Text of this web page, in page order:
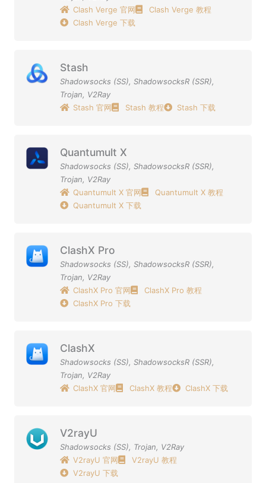
Clash Verge 官网
Clash Verge 教程
Clash Verge 下载
Stash
Shadowsocks (SS), ShadowsocksR (SSR),
Trojan, V2Ray
Stash 官网
Stash 教程 Stash 下载
Quantumult X
Shadowsocks (SS), ShadowsocksR (SSR),
Trojan, V2Ray
Quantumult X 官网
Quantumult X 教程
Quantumult X 下载
ClashX Pro
Shadowsocks (SS), ShadowsocksR (SSR),
Trojan, V2Ray
ClashX Pro 官网
ClashX Pro 教程
ClashX Pro 下载
ClashX
Shadowsocks (SS), ShadowsocksR (SSR),
Trojan, V2Ray
ClashX 官网
ClashX 教程 ClashX 下载
V2rayU
Shadowsocks (SS), Trojan, V2Ray
V2rayU 官网
V2rayU 教程
V2rayU 下载